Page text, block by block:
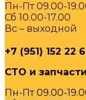
Пн-Пт 09.00-
Сб 10.00-17.00
Вс – выходной
+7 (951) 152 22
СТО и запчасти
Пн-Пт 09.00-